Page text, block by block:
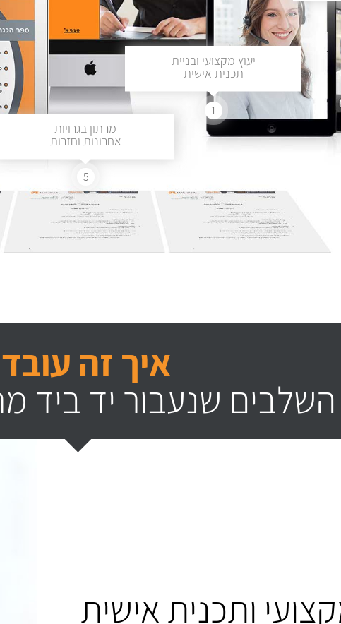
יעוץ מקצועי ובניית
תכנית אישית
1
מרתון בגרויות
אחרונות וחזרות
5
איך זה
שנעבור יד ביד
ותכנית אישית